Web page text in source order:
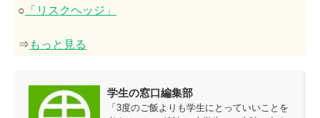
○ 「リスクヘッジ」
⇒ もっと見る
学生の窓口編集部
「3度のご飯よりも学生にとっていいことを